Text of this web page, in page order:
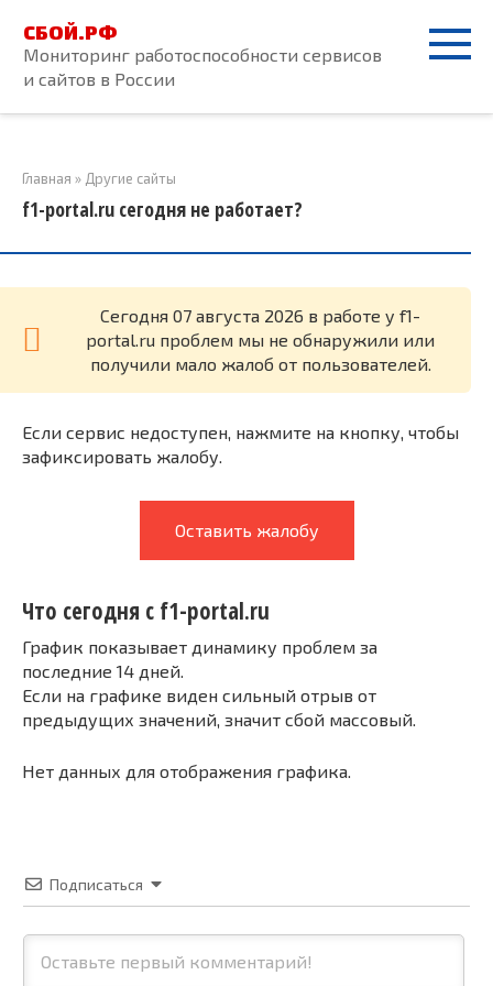
контенту
СБОЙ.РФ
Мониторинг работоспособности сервисов
и сайтов в России
Главная » Другие сайты
f1-portal.ru сегодня не работает?
Cегодня 07 августа 2026 в работе у f1-
portal.ru проблем мы не обнаружили или
получили мало жалоб от пользователей.
Если сервис недоступен, нажмите на кнопку, чтобы
зафиксировать жалобу.
Оставить жалобу
Что сегодня с f1-portal.ru
График показывает динамику проблем за
последние 14 дней.
Если на графике виден сильный отрыв от
предыдущих значений, значит сбой массовый.
Нет данных для отображения графика.
Подписаться